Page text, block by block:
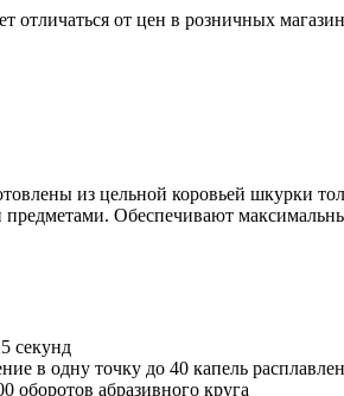
отличаться от цен в розничных
из цельной коровьей шкурки
Обеспечивают
секунд
в одну точку до 40 капель
оборотов абразивного круга